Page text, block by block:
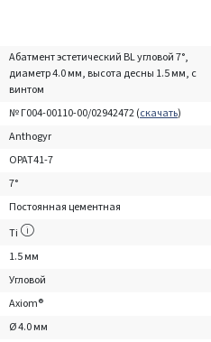
Абатмент эстетический BL угловой 7°,
диаметр 4.0 мм, высота десны 1.5 мм, с
винтом
№ Г004-00110-00/02942472 (скачать)
Anthogyr
OPAT41-7
7°
Постоянная цементная
Ti
1.5 мм
Угловой
Axiom®
Ø 4.0 мм